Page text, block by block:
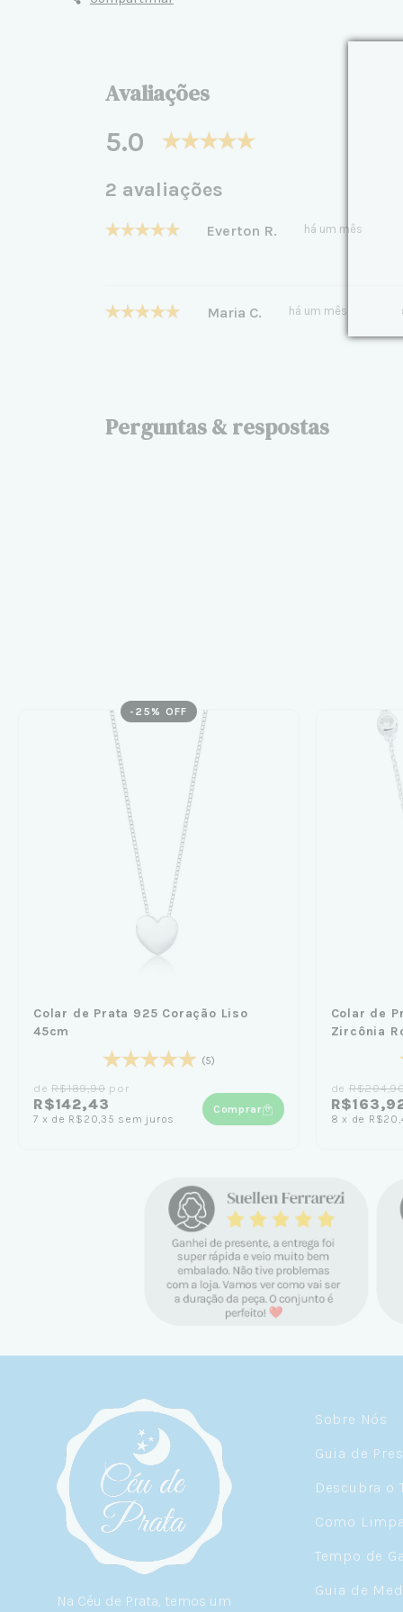
Avaliações
5.0
2 avaliações
Everton R. há um mês
Maria C. há um mês
Perguntas & respostas
- 25 % OFF
Colar de Prata 925 Coração Liso
45cm
(5)
deR$189,90 por
R$142,43
7 x de R$20,35 sem juros
Comprar
Colar de
Zircônia
de
8 x de
Na Céu de Prata, temos um
Sobre Nós
Guia de
Descubra o
Como
Tempo de
Guia de